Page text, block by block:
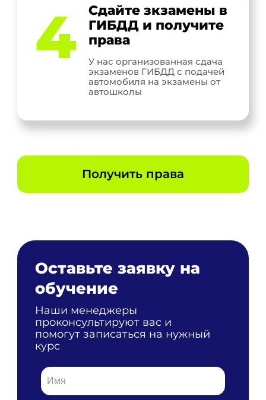
4
Сдайте зкзамены в
ГИБДД и получите
права
У нас организованная сдача
экзаменов ГИБДД с подачей
автомобиля на экзамены от
автошколы
Получить права
Оставьте заявку на
обучение
Наши менеджеры
проконсультируют вас и
помогут записаться на нужный
курс